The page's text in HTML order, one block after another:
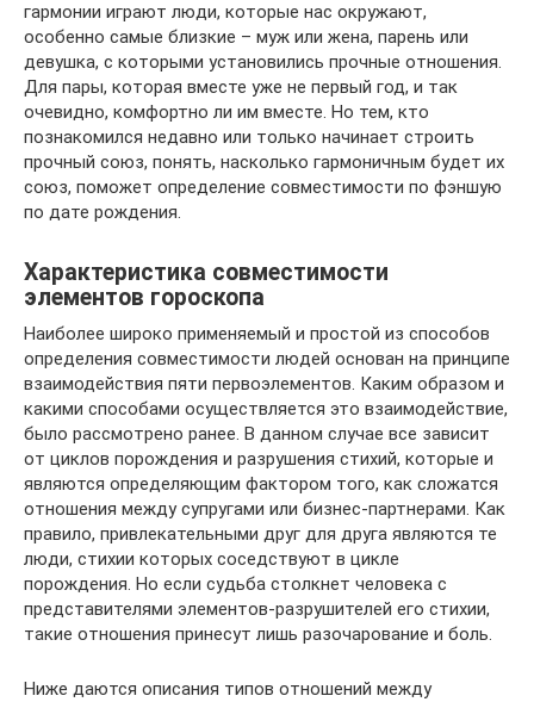
гармонии играют люди, которые нас окружают,
особенно самые близкие – муж или жена, парень или
девушка, с которыми установились прочные отношения.
Для пары, которая вместе уже не первый год, и так
очевидно, комфортно ли им вместе. Но тем, кто
познакомился недавно или только начинает строить
прочный союз, понять, насколько гармоничным будет их
союз, поможет определение совместимости по фэншую
по дате рождения.
Характеристика совместимости
элементов гороскопа
Наиболее широко применяемый и простой из способов
определения совместимости людей основан на принципе
взаимодействия пяти первоэлементов. Каким образом и
какими способами осуществляется это взаимодействие,
было рассмотрено ранее. В данном случае все зависит
от циклов порождения и разрушения стихий, которые и
являются определяющим фактором того, как сложатся
отношения между супругами или бизнес-партнерами. Как
правило, привлекательными друг для друга являются те
люди, стихии которых соседствуют в цикле
порождения. Но если судьба столкнет человека с
представителями элементов-разрушителей его стихии,
такие отношения принесут лишь разочарование и боль.
Ниже даются описания типов отношений между